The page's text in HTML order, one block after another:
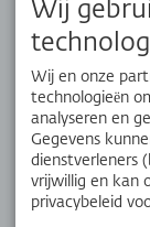
APP
Wij
Wij en onze
technologieën
analyseren en
Gegevens
dienstverleners
vrijwillig en kan
privacybeleid